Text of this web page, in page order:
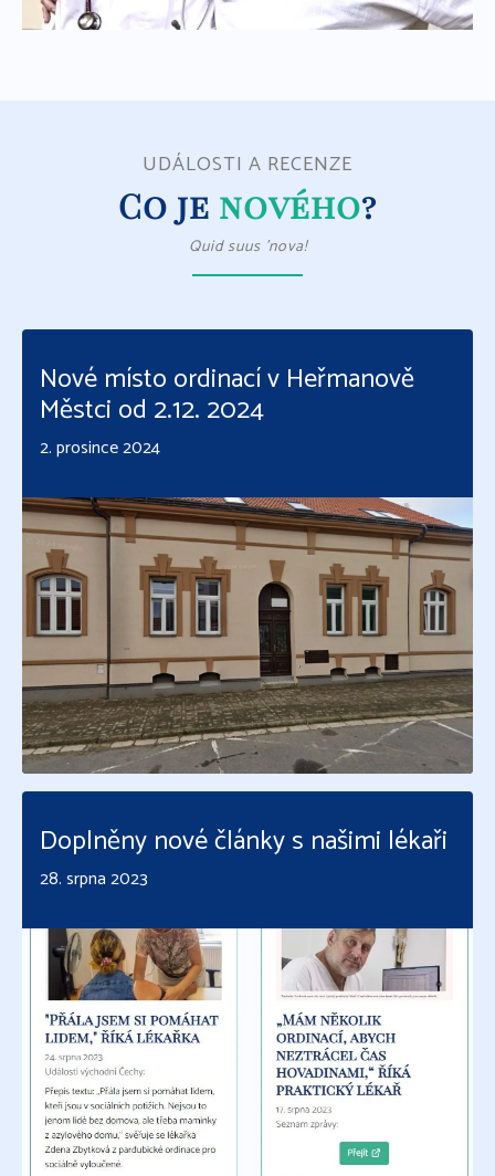
UDÁLOSTI A RECENZE
Co je nového?
Quid suus 'nova!
Nové místo ordinací v Heřmanově
Městci od 2.12. 2024
2. prosince 2024
Číst více
Doplněny nové články s našimi lékaři
28. srpna 2023